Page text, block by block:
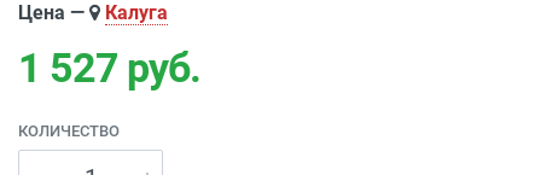
Цена — Калуга
1 527 руб.
КОЛИЧЕСТВО